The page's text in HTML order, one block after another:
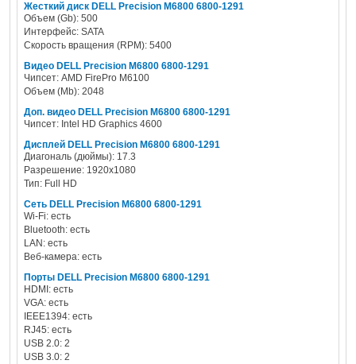
Жесткий диск DELL Precision M6800 6800-1291
Объем (Gb): 500
Интерфейс: SATA
Скорость вращения (RPM): 5400
Видео DELL Precision M6800 6800-1291
Чипсет: AMD FirePro M6100
Объем (Mb): 2048
Доп. видео DELL Precision M6800 6800-1291
Чипсет: Intel HD Graphics 4600
Дисплей DELL Precision M6800 6800-1291
Диагональ (дюймы): 17.3
Разрешение: 1920x1080
Тип: Full HD
Сеть DELL Precision M6800 6800-1291
Wi-Fi: есть
Bluetooth: есть
LAN: есть
Веб-камера: есть
Порты DELL Precision M6800 6800-1291
HDMI: есть
VGA: есть
IEEE1394: есть
RJ45: есть
USB 2.0: 2
USB 3.0: 2